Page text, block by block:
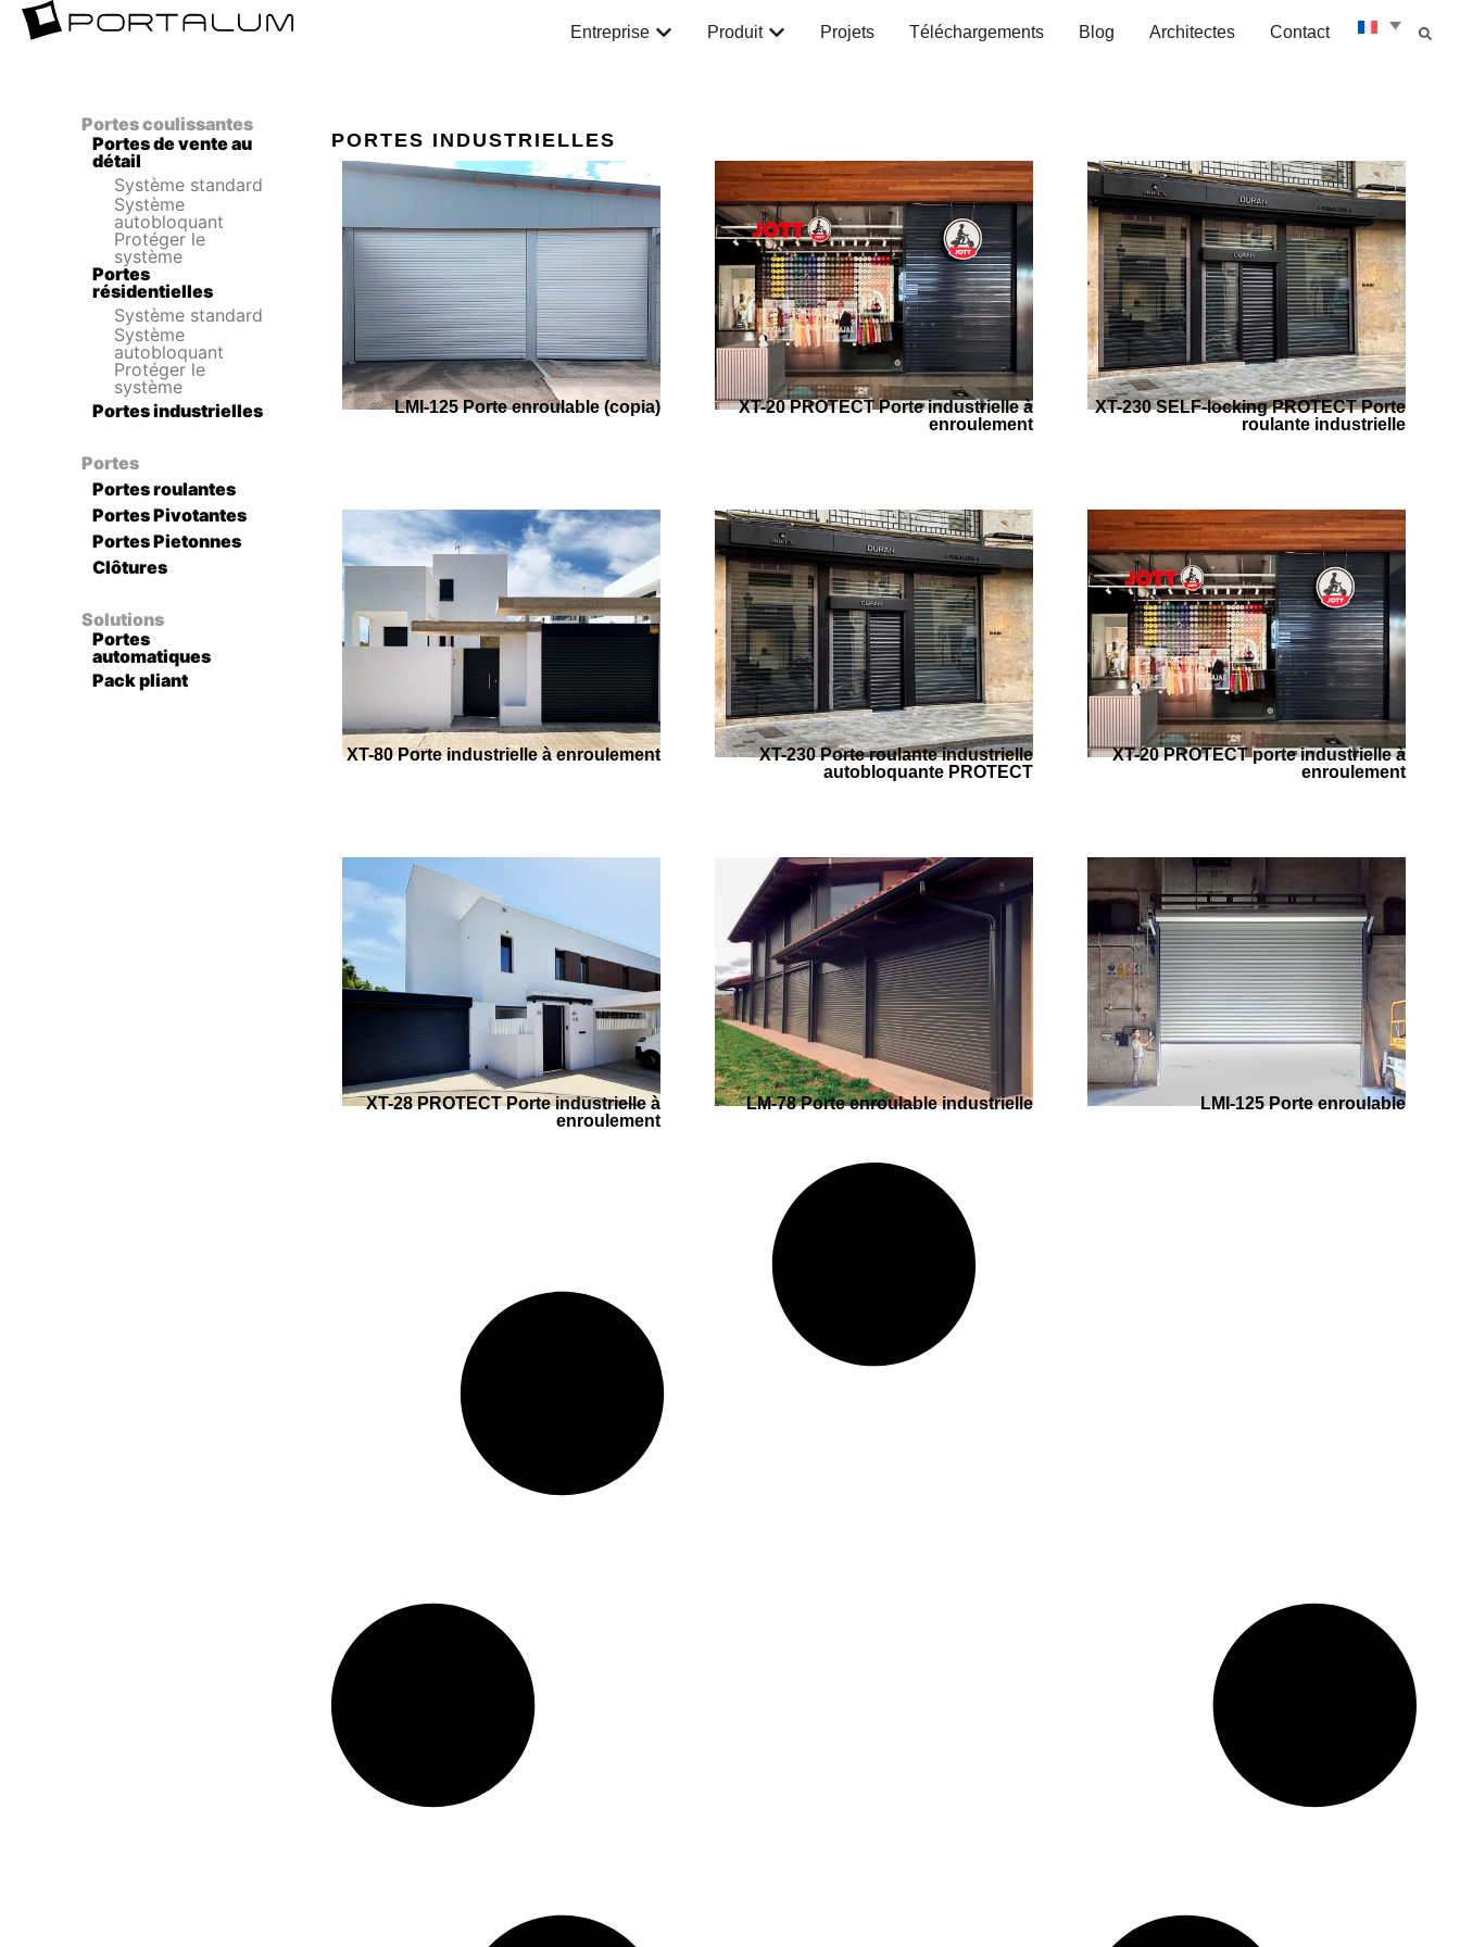
Entreprise Produit Projets Téléchargements Blog Architectes Contact
PORTES INDUSTRIELLES
LMI-125 Porte enroulable (copia)
XT-20 PROTECT Porte industrielle à
enroulement
XT-230 SELF-locking PROTECT Porte
roulante industrielle
XT-80 Porte industrielle à enroulement
XT-230 Porte roulante industrielle
autobloquante PROTECT
XT-20 PROTECT porte industrielle à
enroulement
XT-28 PROTECT Porte industrielle à
enroulement
LM-78 Porte enroulable industrielle LMI-125 Porte enroulable
Portes coulissantes
Portes de vente au
détail
Système standard
Système
autobloquant
Protéger le
système
Portes
résidentielles
Système standard
Système
autobloquant
Protéger le
système
Portes industrielles
Portes
Portes roulantes
Portes Pivotantes
Portes Pietonnes
Clôtures
Solutions
Portes
automatiques
Pack pliant